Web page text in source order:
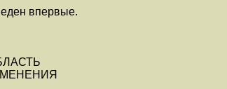
впервые.